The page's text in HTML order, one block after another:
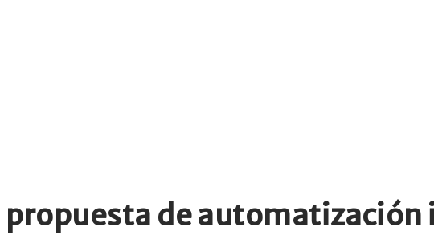
propuesta de automatización